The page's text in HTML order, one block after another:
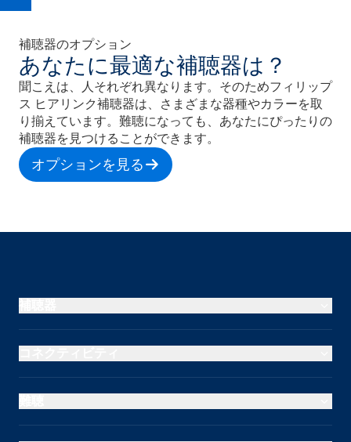
補聴器のオプション
あなたに最適な補聴器は？
聞こえは、人それぞれ異なります。そのためフィリップ
ス ヒアリンク補聴器は、さまざまな器種やカラーを取
り揃えています。難聴になっても、あなたにぴったりの
補聴器を見つけることができます。
オプションを見る